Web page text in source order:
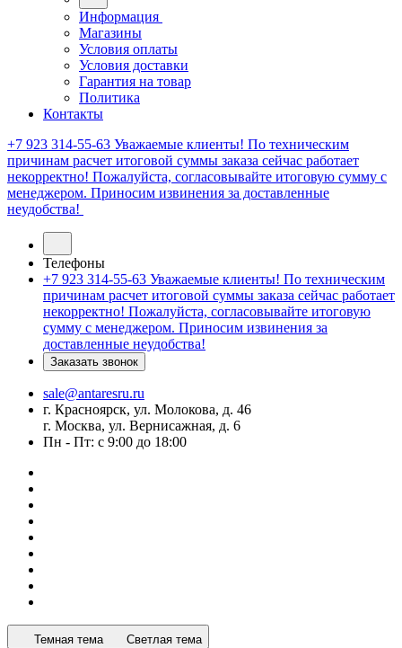
Информация
Магазины
Условия оплаты
Условия доставки
Гарантия на товар
Политика
Контакты
+7 923 314-55-63 Уважаемые клиенты! По техническим
причинам расчет итоговой суммы заказа сейчас работает
некорректно! Пожалуйста, согласовывайте итоговую сумму с
менеджером. Приносим извинения за доставленные
неудобства!
Телефоны
+7 923 314-55-63 Уважаемые клиенты! По техническим
причинам расчет итоговой суммы заказа сейчас работает
некорректно! Пожалуйста, согласовывайте итоговую
сумму с менеджером. Приносим извинения за
доставленные неудобства!
Заказать звонок
sale@antaresru.ru
г. Красноярск, ул. Молокова, д. 46
г. Москва, ул. Вернисажная, д. 6
Пн - Пт: с 9:00 до 18:00
Темная тема Светлая тема